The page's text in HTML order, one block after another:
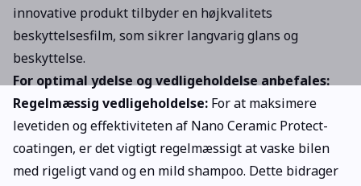
innovative produkt tilbyder en højkvalitets
beskyttelsesfilm, som sikrer langvarig glans og
beskyttelse.
For optimal ydelse og vedligeholdelse anbefales:
Regelmæssig vedligeholdelse: For at maksimere
levetiden og effektiviteten af Nano Ceramic Protect-
coatingen, er det vigtigt regelmæssigt at vaske bilen
med rigeligt vand og en mild shampoo. Dette bidrager